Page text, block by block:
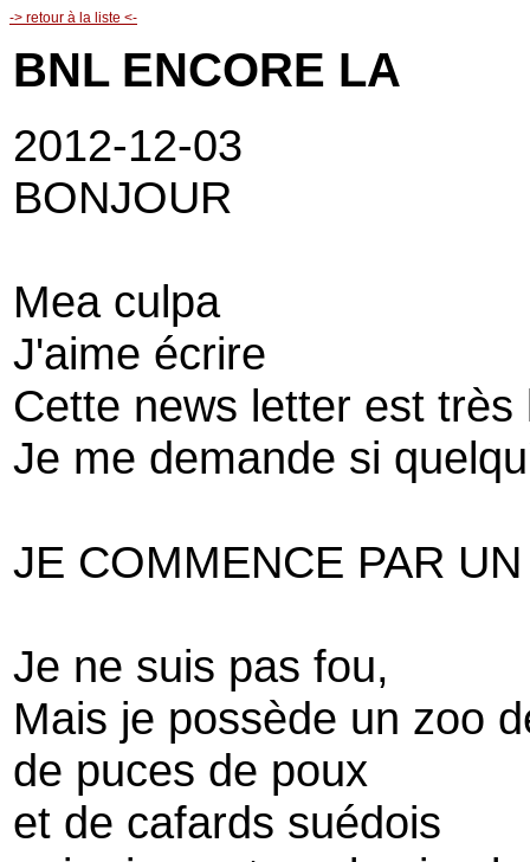
-> retour à la liste <-
BNL ENCORE LA
2012-12-03
BONJOUR
Mea culpa
J'aime écrire
Cette news letter est très
Je me demande si
JE COMMENCE PAR
Je ne suis pas fou,
Mais je possède un zoo
de puces de poux
et de cafards suédois